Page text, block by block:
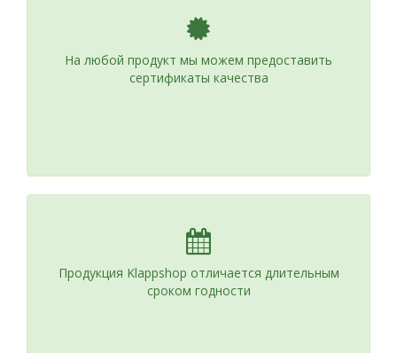
На любой продукт мы можем предоставить
сертификаты качества
Продукция Klappshop отличается длительным
сроком годности